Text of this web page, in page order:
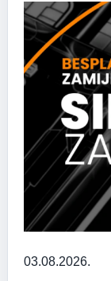
03.08.2026.